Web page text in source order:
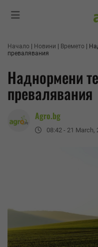
Начало Новини Времето
превалявания
Наднормени
превалявания
Agro.bg
08:42 - 21 March,